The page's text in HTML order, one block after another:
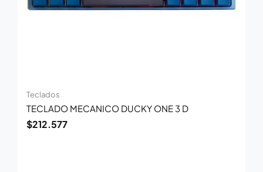
Teclados
TECLADO MECANICO DUCKY ONE 3 D
$212.577